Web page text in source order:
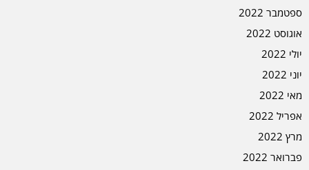
ספטמבר 2022
אוגוסט 2022
יולי 2022
יוני 2022
מאי 2022
אפריל 2022
מרץ 2022
פברואר 2022